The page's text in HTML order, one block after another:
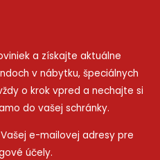
a získajte aktuálne
v nábytku, špeciálnych
o krok vpred a nechajte si
do vašej schránky.
e-mailovej adresy pre
účely.